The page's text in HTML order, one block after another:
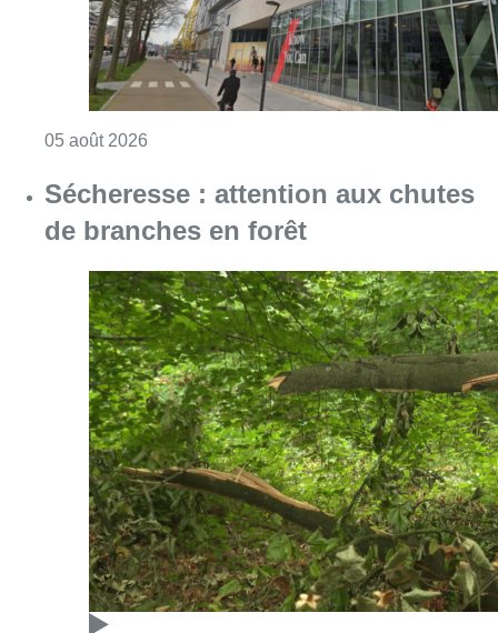
05 août 2026
Sécheresse : attention aux chutes
de branches en forêt